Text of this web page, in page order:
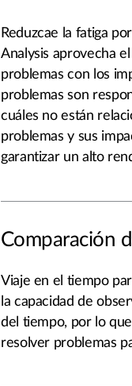
Reduzcae la fatiga
Analysis aprovecha
problemas con los
problemas son
cuáles no están
problemas y sus
garantizar un alto
Comparación
Viaje en el tiempo
la capacidad de
del tiempo, por lo
resolver problemas